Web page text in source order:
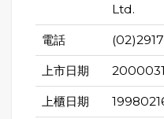
Ltd.
電話
上市日期
上櫃日期